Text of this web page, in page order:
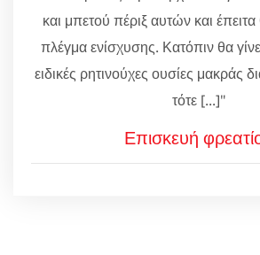
και μπετού πέριξ αυτών και
πλέγμα ενίσχυσης. Κατόπιν θα
ειδικές ρητινούχες ουσίες μακράς
τότε [...]"
Επισκευή